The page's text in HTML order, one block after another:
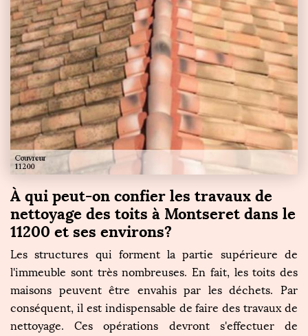
À qui peut-on confier les travaux de
nettoyage des toits à Montseret dans le
11200 et ses environs?
Les structures qui forment la partie supérieure de
l'immeuble sont très nombreuses. En fait, les toits des
maisons peuvent être envahis par les déchets. Par
conséquent, il est indispensable de faire des travaux de
nettoyage. Ces opérations devront s'effectuer de